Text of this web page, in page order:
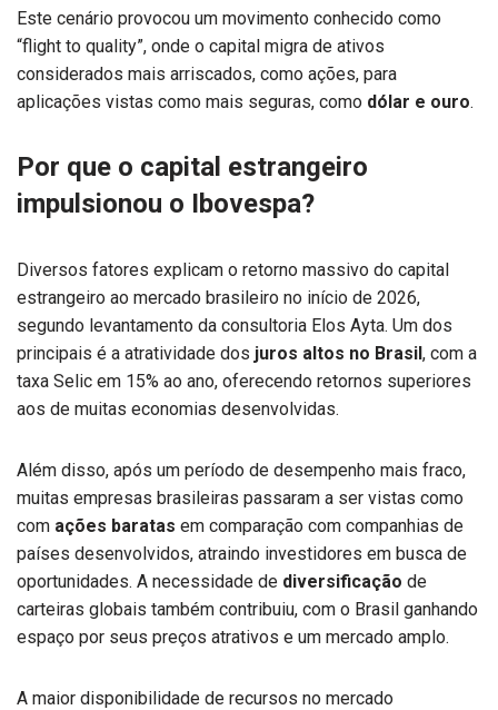
Este cenário provocou um movimento conhecido como
“flight to quality”, onde o capital migra de ativos
considerados mais arriscados, como ações, para
aplicações vistas como mais seguras, como dólar e ouro.
Por que o capital estrangeiro
impulsionou o Ibovespa?
Diversos fatores explicam o retorno massivo do capital
estrangeiro ao mercado brasileiro no início de 2026,
segundo levantamento da consultoria Elos Ayta. Um dos
principais é a atratividade dos juros altos no Brasil, com a
taxa Selic em 15% ao ano, oferecendo retornos superiores
aos de muitas economias desenvolvidas.
Além disso, após um período de desempenho mais fraco,
muitas empresas brasileiras passaram a ser vistas como
com ações baratas em comparação com companhias de
países desenvolvidos, atraindo investidores em busca de
oportunidades. A necessidade de diversificação de
carteiras globais também contribuiu, com o Brasil ganhando
espaço por seus preços atrativos e um mercado amplo.
A maior disponibilidade de recursos no mercado